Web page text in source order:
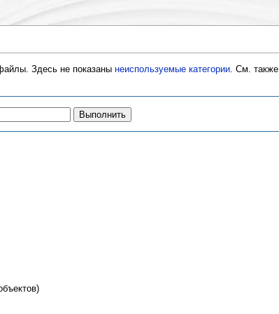
Здесь не показаны неиспользуемые категории. См. также